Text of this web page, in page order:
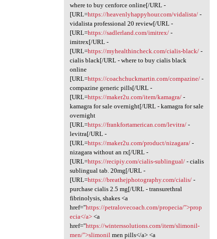
where to buy cenforce online[/URL -
[URL=https://heavenlyhappyhour.com/vidalista/-
vidalista professional 20 review[/URL -
[URL=https://sadlerland.com/imitrex/-
imitrex[/URL -
[URL=https://myhealthincheck.com/cialis-black/-
cialis black[/URL - where to buy cialis black
online
[URL=https://coachchuckmartin.com/compazine/-
compazine generic pills[/URL -
[URL=https://maker2u.com/item/kamagra/-
kamagra for sale overnight[/URL - kamagra for sale
overnight
[URL=https://frankfortamerican.com/levitra/-
levitra[/URL -
[URL=https://maker2u.com/product/nizagara/-
nizagara without an rx[/URL -
[URL=https://recipiy.com/cialis-sublingual/- cialis
sublingual tab. 20mg[/URL -
[URL=https://breathejphotography.com/cialis/-
purchase cialis 2.5 mg[/URL - transurethral
fibrinolysis, shakes <a
href="https://petralovecoach.com/propecia/">prop
ecia</a><a
href="https://winterssolutions.com/item/slimonil-
men/">slimonil men pills</a> <a